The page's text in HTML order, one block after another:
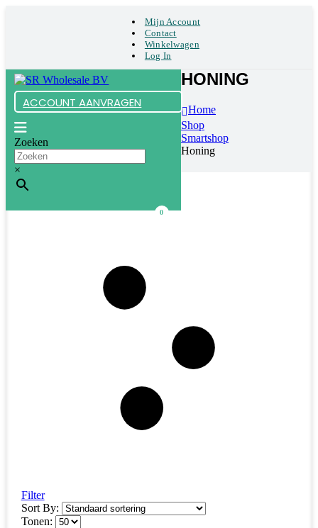
Mijn Account
Contact
Winkelwagen
Log In
ACCOUNT AANVRAGEN
Zoeken
×
0
HONING
Home
Shop
Smartshop
Honing
Filter
Sort By:
Tonen: